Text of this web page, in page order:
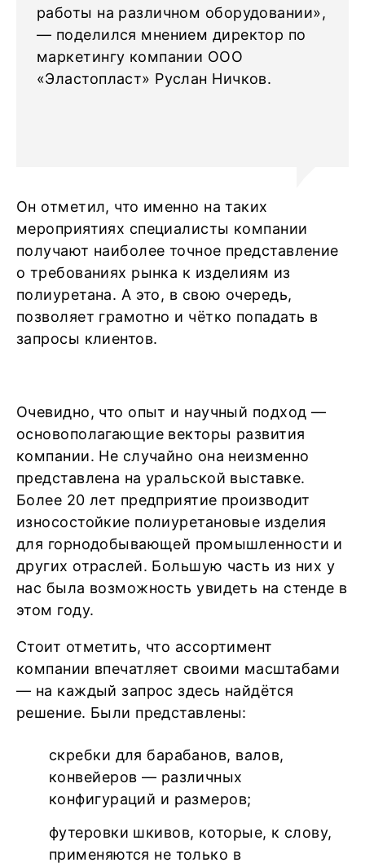
работы на различном оборудовании»,
— поделился мнением директор по
маркетингу компании ООО
«Эластопласт» Руслан Ничков.
Он отметил, что именно на таких
мероприятиях специалисты компании
получают наиболее точное представление
о требованиях рынка к изделиям из
полиуретана. А это, в свою очередь,
позволяет грамотно и чётко попадать в
запросы клиентов.
Очевидно, что опыт и научный подход —
основополагающие векторы развития
компании. Не случайно она неизменно
представлена на уральской выставке.
Более 20 лет предприятие производит
износостойкие полиуретановые изделия
для горнодобывающей промышленности и
других отраслей. Большую часть из них у
нас была возможность увидеть на стенде в
этом году.
Стоит отметить, что ассортимент
компании впечатляет своими масштабами
— на каждый запрос здесь найдётся
решение. Были представлены:
скребки для барабанов, валов,
конвейеров — различных
конфигураций и размеров;
футеровки шкивов, которые, к слову,
применяются не только в